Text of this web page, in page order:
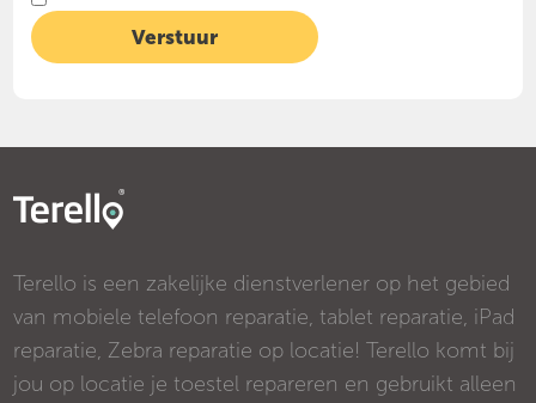
Terello is een zakelijke dienstverlener op het gebied
van mobiele telefoon reparatie, tablet reparatie, iPad
reparatie, Zebra reparatie op locatie! Terello komt bij
jou op locatie je toestel repareren en gebruikt alleen